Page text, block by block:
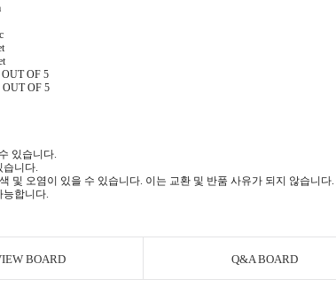
OF 5
OF 5
있습니다.
니다.
및 오염이 있을 수 있습니다. 이는 교환 및 반품 사유가 되지 않습니다.
합니다.
BOARD Q&A BOARD